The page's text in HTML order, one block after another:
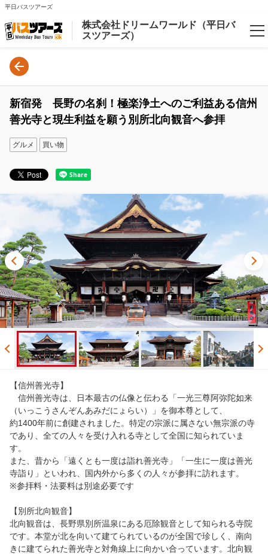
平日バスツアーズ
株式会社ドリームワールド（平日バ
スツアーズ）
Language
English
Login/Reservations
新宿発 長野の名刹！極楽浄土へのご利益ある信州
善光寺と現生利益を願う別所北向観音へ参拝
グルメ 買い物
【信州善光寺】
信州善光寺は、日本最古の仏像と伝わる「一光三尊阿弥陀如来
（いっこうさんぞんあみだにょらい）」を御本尊として、
約1400年前に創建されました。特定の宗派に属さない無宗派の寺
であり、全ての人々を受け入れる寺として全国に知られていま
す。
また、昔から「遠くとも一度は詣れ善光寺」「一生に一度は善光
寺詣り」といわれ、国内外から多くの人々が参拝に訪れます。
※参拝料・法要料は別途必要です
【別所北向観音】
北向観音は、長野県別所温泉にある厄除観音として知られる寺院
です。本堂が北を向いて建てられているのが全国で珍しく、南向
きに建てられた善光寺と対角線上に向かい合っています。北向観